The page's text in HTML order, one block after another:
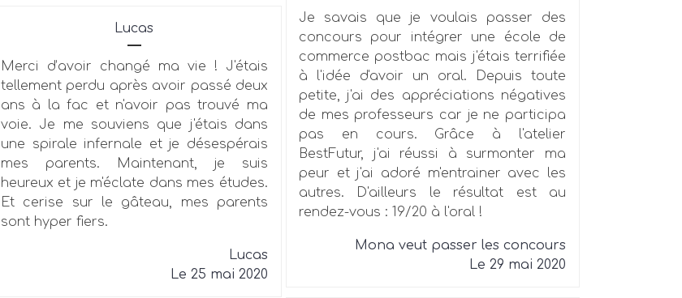
Lucas
Merci d’avoir changé ma vie ! J'étais
tellement perdu après avoir passé deux
ans à la fac et n'avoir pas trouvé ma
voie. Je me souviens que j'étais dans
une spirale infernale et je désespérais
mes parents. Maintenant, je suis
heureux et je m'éclate dans mes études.
Et cerise sur le gâteau, mes parents
sont hyper fiers.
Lucas
Le 25 mai 2020
Je savais que je voulais passer des
concours pour intégrer une école de
commerce postbac mais j'étais terrifiée
à l'idée d'avoir un oral. Depuis toute
petite, j'ai des appréciations négatives
de mes professeurs car je ne participa
pas en cours. Grâce à l'atelier
BestFutur, j'ai réussi à surmonter ma
peur et j'ai adoré m'entrainer avec les
autres. D'ailleurs le résultat est au
rendez-vous : 19/20 à l'oral !
Mona veut passer les concours
Le 29 mai 2020